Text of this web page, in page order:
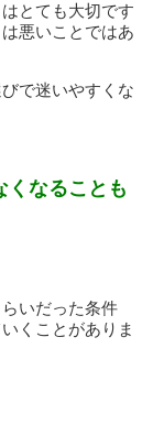
とても大切です
悪いことではあ
で迷いやすくな
くなることも
いだった条件
くことがありま